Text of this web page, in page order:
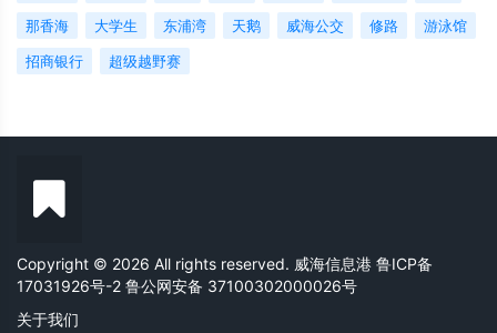
那香海
大学生 东浦湾 天鹅 威海公交 修路
游泳馆
招商银行
超级越野赛
Copyright © 2026 All rights reserved. 威海信息港 鲁ICP备
17031926号-2 鲁公网安备 37100302000026号
关于我们